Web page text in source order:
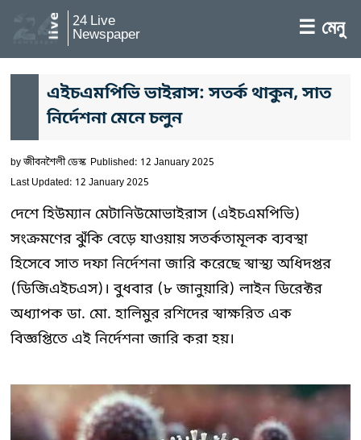
24 Live
Newspaper ☰ মেনু
এইচএমপিভি ভাইরাস: সতর্ক থাকুন, সাত
নির্দেশনা মেনে চলুন
byজীবনশৈলী ডেস্ক Published: 12 January 2025
Last Updated: 12 January 2025
দেশে হিউম্যান মেটানিউমোভাইরাস (এইচএমপিভি)
সংক্রমণের ঝুঁকি বেড়ে যাওয়ায় সতর্কতামূলক ব্যবস্থা
হিসেবে সাত দফা নির্দেশনা জারি করেছে স্বাস্থ্য অধিদপ্তর
(ডিজিএইচএস)। বুধবার (৮ জানুয়ারি) লাইন ডিরেক্টর
অধ্যাপক ডা. মো. হালিমুর রশিদের স্বাক্ষরিত এক
বিজ্ঞপ্তিতে এই নির্দেশনা জারি করা হয়।